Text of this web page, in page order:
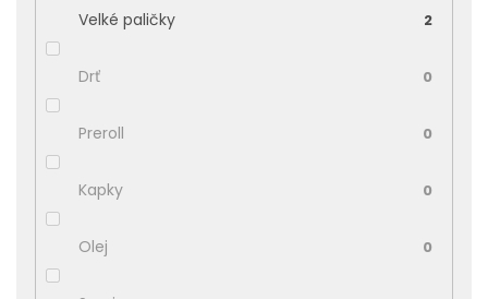
Velké paličky 2
Drť 0
Preroll 0
Kapky 0
Olej 0